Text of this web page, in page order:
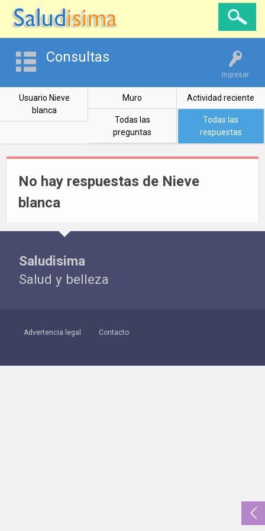
Ingresar
Consultas
Usuario Nieve
blanca
Muro Actividad reciente
Todas las
preguntas
Todas las
respuestas
No hay respuestas de Nieve
blanca
Saludisima
Salud y belleza
Advertencia legal Contacto